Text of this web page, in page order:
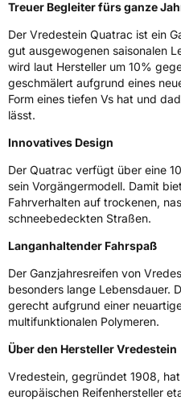
FahrzeugklasseC1
3PMSF /
EPREL ID2155862
Allgemeine
HerstellerkontaktApollo Tyres
Treuer Begleiter fürs ganze
Der Vredestein Quatrac ist ein
gut ausgewogenen saisonalen
wird laut Hersteller um 10%
geschmälert aufgrund eines
Form eines tiefen Vs hat und
lässt.
Innovatives Design
Der Quatrac verfügt über eine
sein Vorgängermodell. Damit
Fahrverhalten auf trockenen,
schneebedeckten Straßen.
Langanhaltender Fahrspaß
Der Ganzjahresreifen von
besonders lange Lebensdauer.
gerecht aufgrund einer
multifunktionalen Polymeren.
Über den Hersteller Vredestein
Vredestein, gegründet 1908,
europäischen Reifenhersteller